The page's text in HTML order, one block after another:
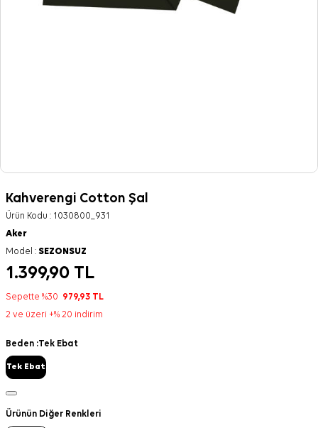
Kahverengi Cotton Şal
Ürün Kodu : 1030800_931
Aker
Model : SEZONSUZ
1.399,90 TL
Sepette %30 979,93 TL
2 ve üzeri +% 20 indirim
Beden :Tek Ebat
Tek Ebat
Ürünün Diğer Renkleri